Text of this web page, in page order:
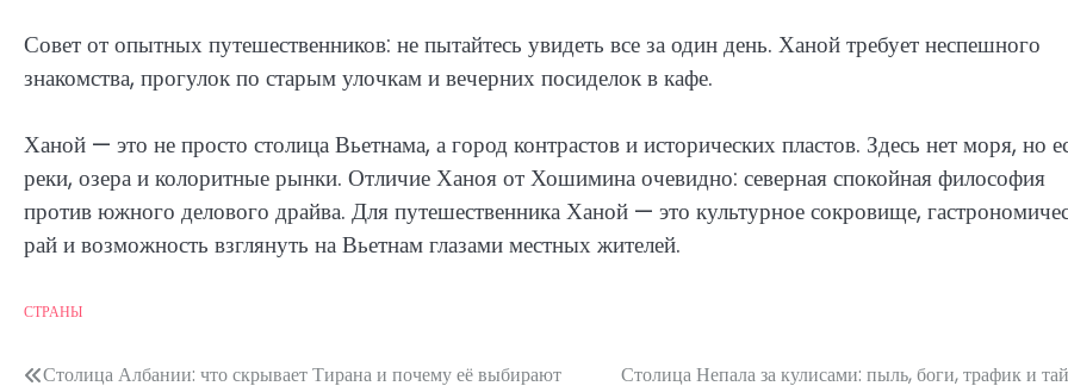
Совет от опытных путешественников: не пытайтесь увидеть все за один день. Ханой требует неспешного
знакомства, прогулок по старым улочкам и вечерних посиделок в кафе.
Ханой — это не просто столица Вьетнама, а город контрастов и исторических пластов. Здесь нет моря, но
реки, озера и колоритные рынки. Отличие Ханоя от Хошимина очевидно: северная спокойная философия
против южного делового драйва. Для путешественника Ханой — это культурное сокровище,
рай и возможность взглянуть на Вьетнам глазами местных жителей.
СТРАНЫ
Столица Албании: что скрывает Тирана и почему её выбирают Столица Непала за кулисами: пыль, боги, трафик и